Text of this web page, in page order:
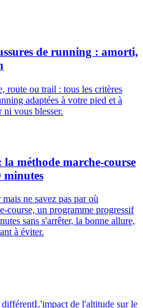
de running : amorti,
route ou trail : tous les critères
adaptées à votre pied et à
ni vous blesser.
méthode marche-course
ne savez pas par où
course, un programme progressif
sans s'arrêter, la bonne allure,
à éviter.
différentL'impact de l'altitude sur le